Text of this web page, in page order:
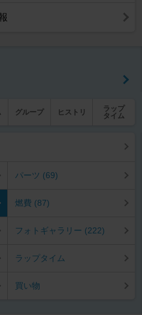
グループ ヒストリ
ラップ
タイム
パーツ (69)
燃費 (87)
フォトギャラリー (222)
ラップタイム
買い物